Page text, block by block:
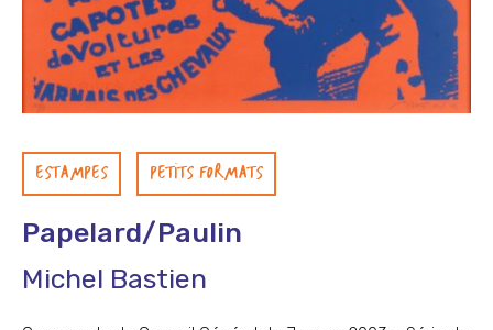
ESTAMPES PETITS FORMATS
Papelard/Paulin
Michel Bastien